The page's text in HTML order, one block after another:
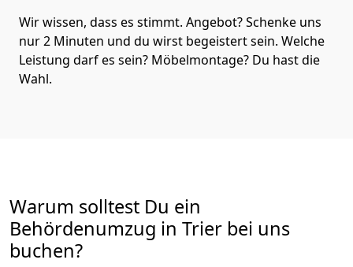
Wir wissen, dass es stimmt. Angebot? Schenke uns
nur 2 Minuten und du wirst begeistert sein. Welche
Leistung darf es sein? Möbelmontage? Du hast die
Wahl.
Warum solltest Du ein
Behördenumzug in Trier bei uns
buchen?